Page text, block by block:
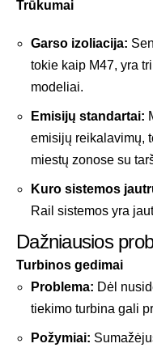
Trūkumai
Garso izoliacija:
tokie kaip M47, yra
modeliai.
Emisijų standartai:
emisijų reikalavimų,
miestų zonose su
Kuro sistemos
Rail sistemos yra
Dažniausios
Turbinos gedimai
Problema: Dėl
tiekimo turbina gali
Požymiai: